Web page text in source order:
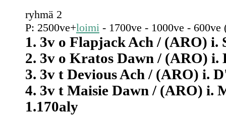
ryhmä 2
P: 2500ve+loimi - 1700ve - 1000ve - 600ve
1. 3v o Flapjack Ach / (ARO) i.
2. 3v o Kratos Dawn / (ARO) i.
3. 3v t Devious Ach / (ARO) i.
4. 3v t Maisie Dawn / (ARO) i.
1.170aly